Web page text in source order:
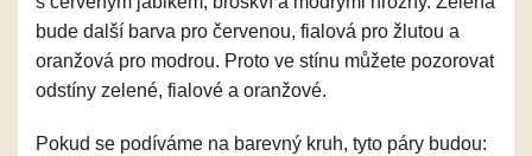
bude další barva pro červenou, fialová pro žlutou a
oranžová pro modrou. Proto ve stínu můžete pozorovat
odstíny zelené, fialové a oranžové.
Pokud se podíváme na barevný kruh, tyto páry budou: